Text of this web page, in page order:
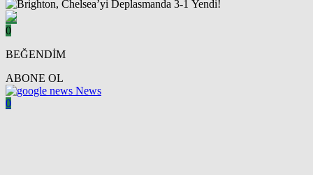
0
BEĞENDİM
ABONE OL
News
0